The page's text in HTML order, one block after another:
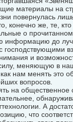
материалы на
повернулась
конечно же, те,
о
информацию до
господствующими
и
меняющую в
нам менять это
на
А
что